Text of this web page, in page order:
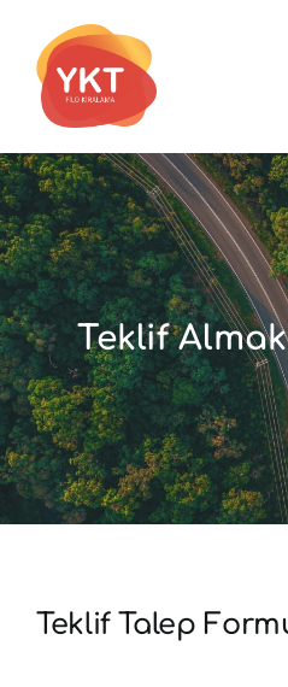
content
Teklif
Teklif Talep